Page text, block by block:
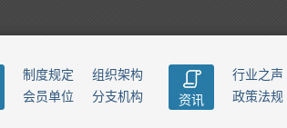
制度规定
组织架构
会员单位
分支机构 资讯
行业之声
政策法规